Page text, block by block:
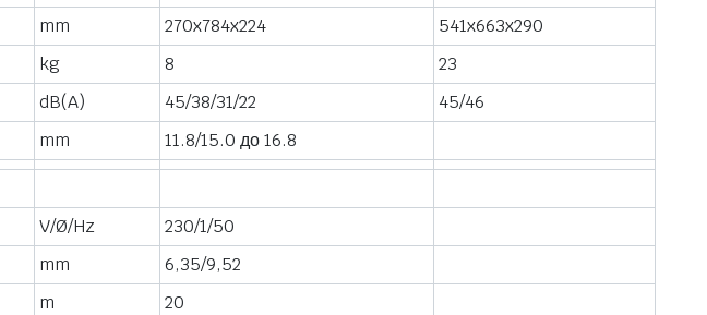
mm 270x784x224
541x663x290
kg 8
23
dB(A) 45/38/31/22
45/46
mm 11.8/15.0 до 16.8
V/Ø/Hz
230/1/50
mm
6,35/9,52
m
20